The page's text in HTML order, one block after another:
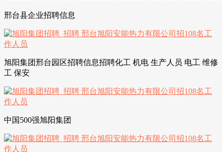
邢台县企业招聘信息
旭阳集团邢台园区招聘信息招聘化工 机电 生产人员 电工 维修
工 保安
中国500强旭阳集团